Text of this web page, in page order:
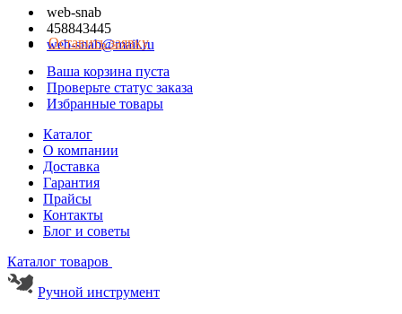
web-snab
458843445
web-snab@mail.ru
Оставить заявку
Ваша корзина пуста
Проверьте статус заказа
Избранные товары
Каталог
О компании
Доставка
Гарантия
Прайсы
Контакты
Блог и советы
Каталог товаров
Ручной инструмент